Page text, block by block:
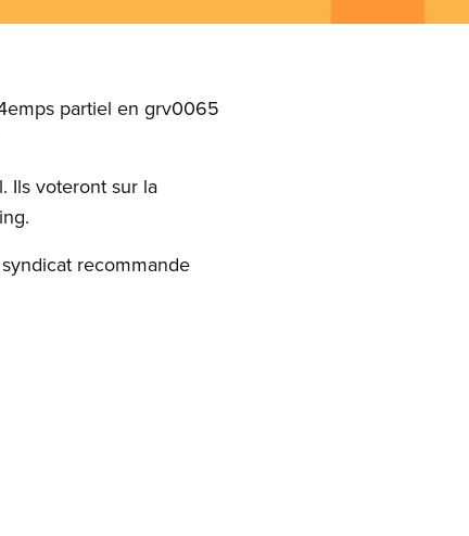
partiel en grv0065
Ils voteront sur la
recommande